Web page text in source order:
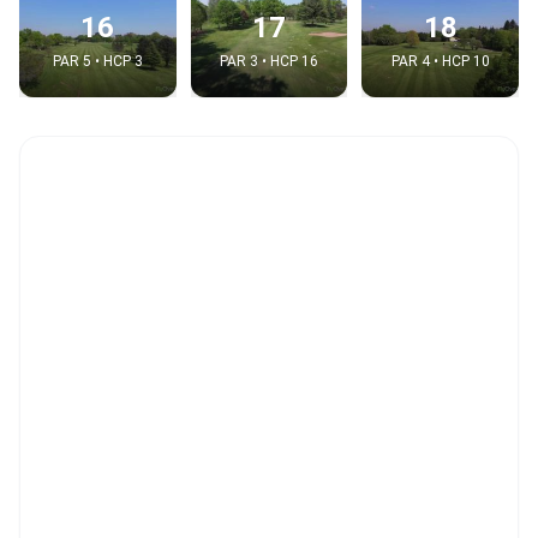
16
PAR 5 • HCP 3
17
PAR 3 • HCP 16
18
PAR 4 • HCP 10